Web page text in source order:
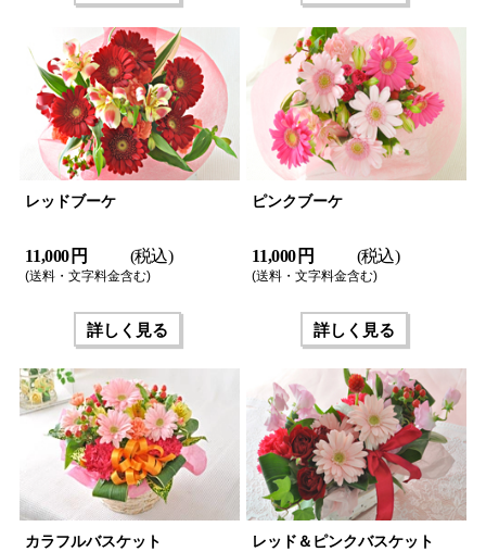
レッドブーケ
11,000 円 (税込)
(送料・文字料金含む)
詳しく見る
ピンクブーケ
11,000 円 (税込)
(送料・文字料金含む)
詳しく見る
カラフルバスケット レッド＆ピンクバスケット